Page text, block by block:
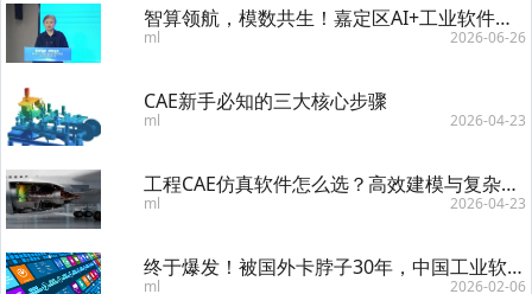
智算领航，模数共生！嘉定区AI+工业软件发展与龙头企业培育三年行动方案发布大会举行
ml 2026-06-26
CAE新手必知的三大核心步骤
ml 2026-04-23
工程CAE仿真软件怎么选？高效建模与复杂模型处理全解析
ml 2026-04-23
终于爆发！被国外卡脖子30年，中国工业软件终于爆发，2026年要起飞
ml 2026-02-06